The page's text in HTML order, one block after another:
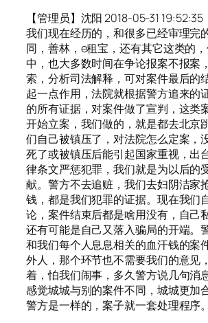
【管理员】沈阳 2018-05-31 19:52:35
我们现在经历的，和很多已经审理完
同，善林，e租宝，还有其它这类的
中，也大多数时间在争论报案不报案
索，分析司法解释，可对案件最后的
起一点作用，法院就根据警方追来的
的所有证据，对案件做了宣判，这类
开始立案，我们做的，就是都去北京
们自己被镇压了，对法院怎么定案，
死了或被镇压后能引起国家重视，出
律条文严惩犯罪，我们就是为以后的
献。警方不去追赃，我们去妇阴洁家
钱，都是我们犯罪的证据。现在我们
论，案件结束后都是啥用没有，自己
还有可能是自己又落入骗局的开端。
和我们每个人息息相关的血汗钱的案
外人，那个环节也不需要我们的意见
着，怕我们闹事，多久警方说几句消
感觉城城与别的案件不同，城城更加
警方是一样的，案子就一套处理程序。